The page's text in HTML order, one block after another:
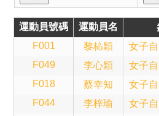
運動員號碼 運動員名
F001
黎杺穎 女子
F049
李心穎 女子
F018
蔡幸知 女子
F044
李梓瑜 女子